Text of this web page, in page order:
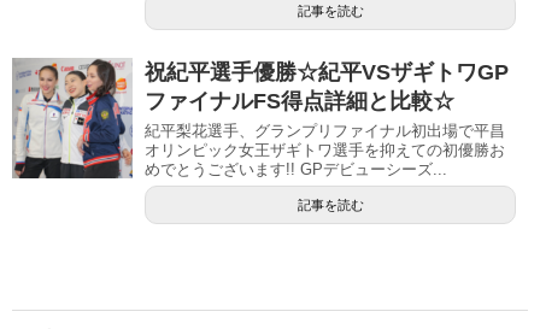
記事を読む
祝紀平選手優勝☆紀平VSザギトワGP
ファイナルFS得点詳細と比較☆
紀平梨花選手、グランプリファイナル初出場で平昌
オリンピック女王ザギトワ選手を抑えての初優勝お
めでとうございます!! GPデビューシーズ...
記事を読む